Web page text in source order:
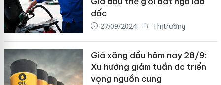
dốc
27/09/2024 Thị trường
Giá xăng dầu hôm nay 28/9:
Xu hướng giảm tuần do triển
vọng nguồn cung